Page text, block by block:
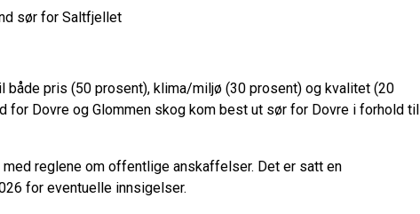
sør for Saltfjellet
både pris (50 prosent), klima/miljø (30 prosent) og kvalitet (20
for Dovre og Glommen skog kom best ut sør for Dovre i forhold til
med reglene om offentlige anskaffelser. Det er satt en
for eventuelle innsigelser.